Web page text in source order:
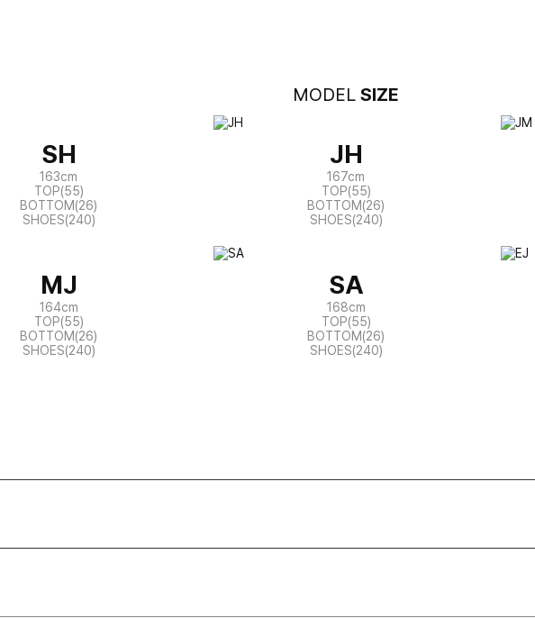
MODEL SIZE
SH
163cm
TOP(55)
BOTTOM(26)
SHOES(240)
JH
167cm
TOP(55)
BOTTOM(26)
SHOES(240)
MJ
164cm
TOP(55)
BOTTOM(26)
SHOES(240)
SA
168cm
TOP(55)
BOTTOM(26)
SHOES(240)